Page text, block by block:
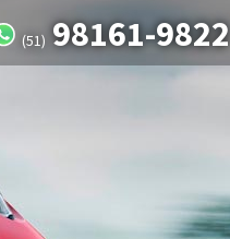
(51) 98161-9822